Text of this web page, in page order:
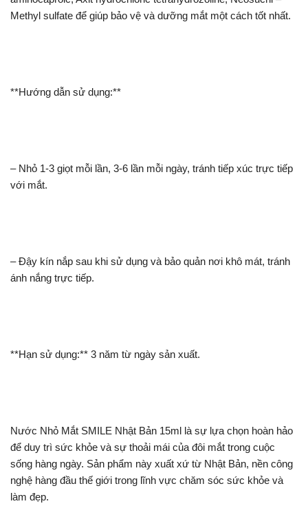
Methyl sulfate để giúp bảo vệ và dưỡng mắt một cách tốt nhất.
**Hướng dẫn sử dụng:**
– Nhỏ 1-3 giọt mỗi lần, 3-6 lần mỗi ngày, tránh tiếp xúc trực tiếp
với mắt.
– Đậy kín nắp sau khi sử dụng và bảo quản nơi khô mát, tránh
ánh nắng trực tiếp.
**Hạn sử dụng:** 3 năm từ ngày sản xuất.
Nước Nhỏ Mắt SMILE Nhật Bản 15ml là sự lựa chọn hoàn hảo
để duy trì sức khỏe và sự thoải mái của đôi mắt trong cuộc
sống hàng ngày. Sản phẩm này xuất xứ từ Nhật Bản, nền công
nghệ hàng đầu thế giới trong lĩnh vực chăm sóc sức khỏe và
làm đẹp.